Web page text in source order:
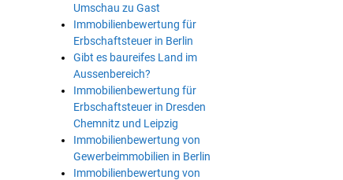
Umschau zu Gast
Immobilienbewertung für
Erbschaftsteuer in Berlin
Gibt es baureifes Land im
Aussenbereich?
Immobilienbewertung für
Erbschaftsteuer in Dresden
Chemnitz und Leipzig
Immobilienbewertung von
Gewerbeimmobilien in Berlin
Immobilienbewertung von